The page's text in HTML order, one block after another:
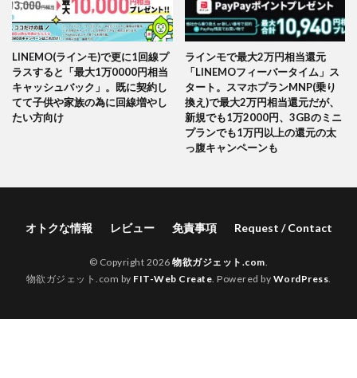
LINEMO(ラインモ)で更に1回線プ
ラスすると「最大1万0000円相当
キャッシュバック」。既に契約し
てて子供や家族の為に回線増やし
たい方向け
ラインモで最大2万円相当還元
「LINEMOフィーバータイム」ス
タート。スマホプランMNP(乗り
換え)で最大2万円相当還元だが、
新規でも1万2000円、3GBのミニ
プランでも1万円以上の還元の太
っ腹キャンペーンも
オトクな情報 レビュー 免責事項 Request / Contact
© Copyright 2026物欲ガジェット.com.
物欲ガジェット.com by FIT-Web Create. Powered by WordPress.